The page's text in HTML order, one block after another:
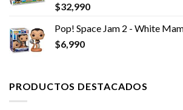
$32,990
Pop! Space Jam 2 - White
$6,990
PRODUCTOS DESTACADOS